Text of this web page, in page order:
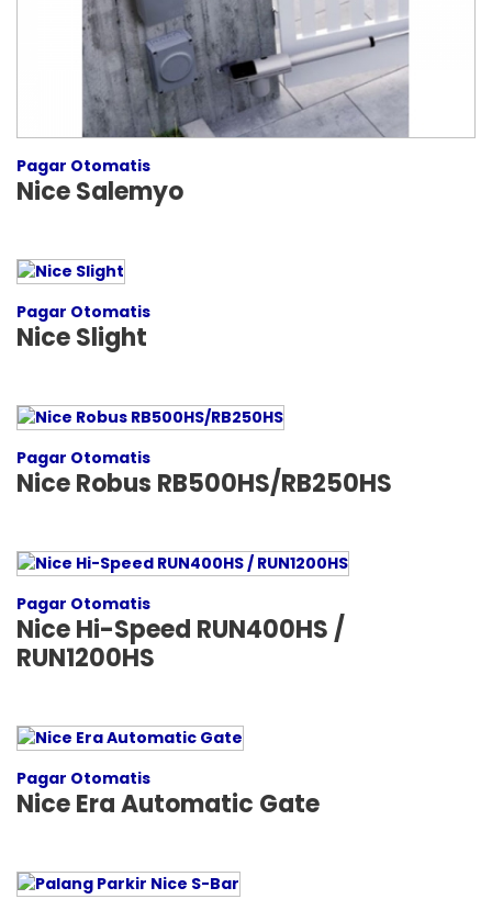
Pagar Otomatis
Nice Salemyo
Pagar Otomatis
Nice Slight
Pagar Otomatis
Nice Robus RB500HS/RB250HS
Pagar Otomatis
Nice Hi-Speed RUN400HS /
RUN1200HS
Pagar Otomatis
Nice Era Automatic Gate